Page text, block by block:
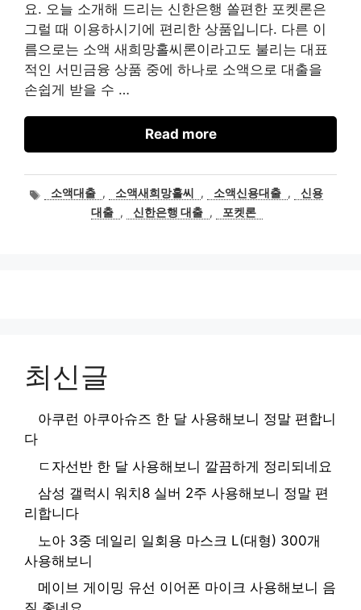
요. 오늘 소개해 드리는 신한은행 쏠편한 포켓론은
그럴 때 이용하시기에 편리한 상품입니다. 다른 이
름으로는 소액 새희망홀씨론이라고도 불리는 대표
적인 서민금융 상품 중에 하나로 소액으로 대출을
손쉽게 받을 수 …
Read more
태소액대출 , 소액새희망홀씨 , 소액신용대출 ,
신용
대출 , 신한은행 대출 , 포켓론
최신글
아쿠런 아쿠아슈즈 한 달 사용해보니 정말 편합니
다
ㄷ자선반 한 달 사용해보니 깔끔하게 정리되네요
삼성 갤럭시 워치8 실버 2주 사용해보니 정말 편
리합니다
노아 3중 데일리 일회용 마스크 L(대형) 300개
사용해보니
메이브 게이밍 유선 이어폰 마이크 사용해보니 음